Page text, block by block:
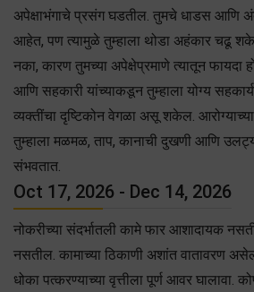
अपेक्षाभंगाचे प्रसंग घडतील. तुमचे धाडस आणि
आहेत, पण त्यामुळे तुम्हाला थोडा अहंकार चढू
नका, कारण तुमच्या अपेक्षेप्रमाणे त्यातून फायदा
आणि सहकारी यांच्याकडून तुम्हाला योग्य
व्यक्तींचा दृष्टिकोन वेगळा असू शकेल.
तुम्हाला मळमळ, ताप, कानाची दुखणी आणि
संभवतात.
Oct 17, 2026 - Dec 14, 2026
नोकरीच्या संदर्भातली कामे फार आशादायक
नसतील. कामाच्या ठिकाणी अशांत वातावरण
धोका पत्करण्याच्या वृत्तीला पूर्ण आवर घालावा.